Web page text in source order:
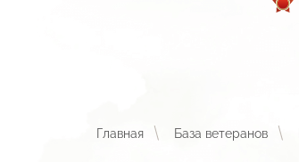
Главная База ветеранов